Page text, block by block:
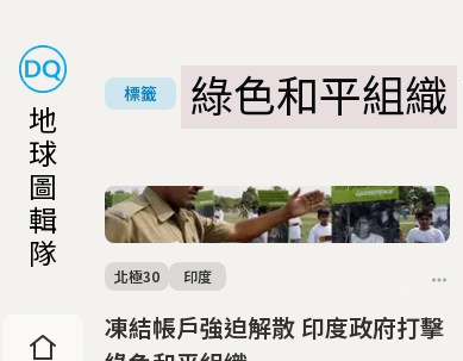
地
球
圖
輯
隊
標籤 綠色和平組織
凍結帳戶強迫解散 印度政府打擊
北極30 印度